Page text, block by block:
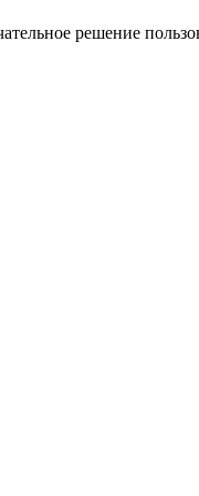
решение